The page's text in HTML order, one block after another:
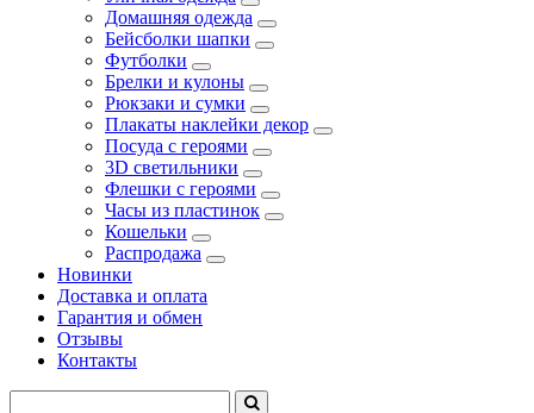
Домашняя одежда
Бейсболки шапки
Футболки
Брелки и кулоны
Рюкзаки и сумки
Плакаты наклейки декор
Посуда с героями
3D светильники
Флешки с героями
Часы из пластинок
Кошельки
Распродажа
Новинки
Доставка и оплата
Гарантия и обмен
Отзывы
Контакты